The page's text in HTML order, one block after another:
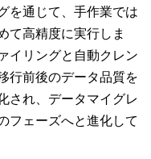
を通じて、手作業では
て高精度に実行しま
イリングと自動クレン
行前後のデータ品質を
され、データマイグレ
フェーズへと進化して